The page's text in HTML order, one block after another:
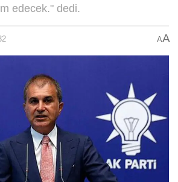
edecek." dedi.
AA